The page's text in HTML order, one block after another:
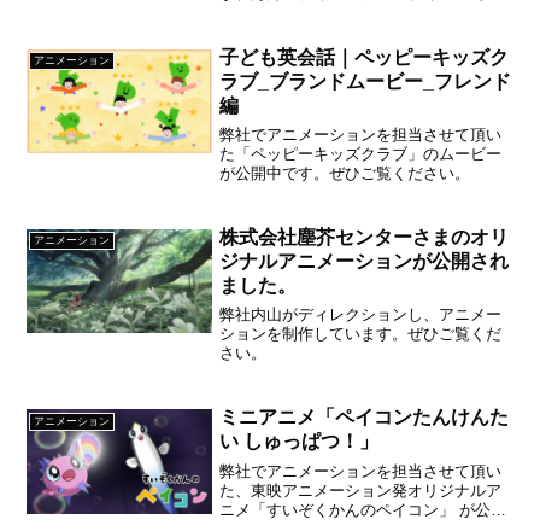
スティバル ブルノ【チェコ】
アニメーション
子ども英会話｜ペッピーキッズク
ラブ_ブランドムービー_フレンド
編
弊社でアニメーションを担当させて頂い
た「ペッピーキッズクラブ」のムービー
が公開中です。ぜひご覧ください。
アニメーション
株式会社塵芥センターさまのオリ
ジナルアニメーションが公開され
ました。
弊社内山がディレクションし、アニメー
ションを制作しています。ぜひご覧くだ
さい。
アニメーション
ミニアニメ「ペイコンたんけんた
い しゅっぱつ！」
弊社でアニメーションを担当させて頂い
た、東映アニメーション発オリジナルア
ニメ「すいぞくかんのペイコン」 が公開